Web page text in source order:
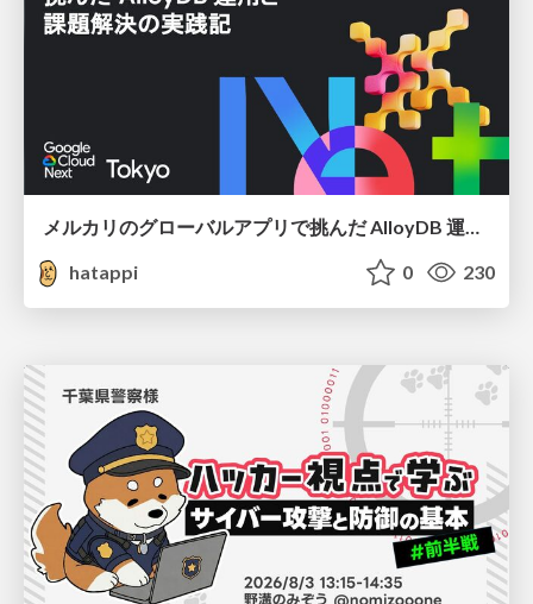
メルカリのグローバルアプリで挑んだ AlloyDB 運用と課題解決の実践記
hatappi
0 230